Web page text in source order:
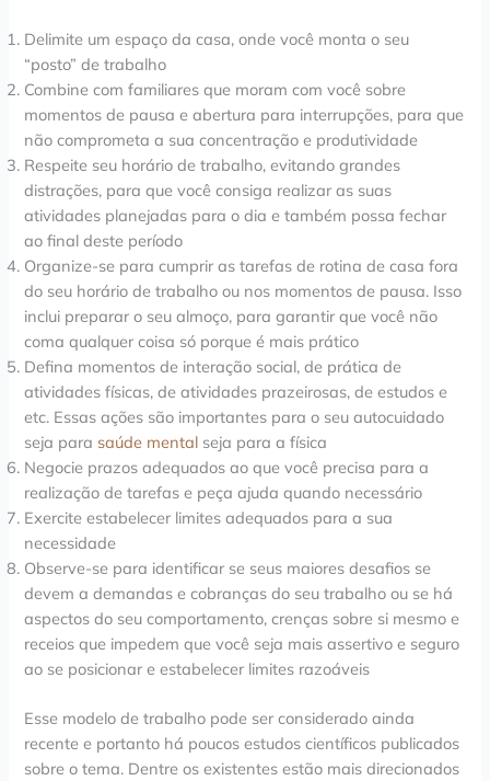
Delimite um espaço da casa, onde você monta o seu
“posto” de trabalho
Combine com familiares que moram com você sobre
momentos de pausa e abertura para interrupções, para que
não comprometa a sua concentração e produtividade
Respeite seu horário de trabalho, evitando grandes
distrações, para que você consiga realizar as suas
atividades planejadas para o dia e também possa fechar
ao final deste período
Organize-se para cumprir as tarefas de rotina de casa fora
do seu horário de trabalho ou nos momentos de pausa. Isso
inclui preparar o seu almoço, para garantir que você não
coma qualquer coisa só porque é mais prático
Defina momentos de interação social, de prática de
atividades físicas, de atividades prazeirosas, de estudos e
etc. Essas ações são importantes para o seu autocuidado
seja para saúde mental seja para a física
Negocie prazos adequados ao que você precisa para a
realização de tarefas e peça ajuda quando necessário
Exercite estabelecer limites adequados para a sua
necessidade
Observe-se para identificar se seus maiores desafios se
devem a demandas e cobranças do seu trabalho ou se há
aspectos do seu comportamento, crenças sobre si mesmo e
receios que impedem que você seja mais assertivo e seguro
ao se posicionar e estabelecer limites razoáveis
Esse modelo de trabalho pode ser considerado ainda
recente e portanto há poucos estudos científicos publicados
sobre o tema. Dentre os existentes estão mais direcionados